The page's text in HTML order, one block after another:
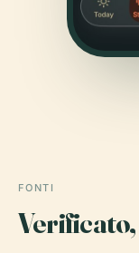
FONTI
Verificato,